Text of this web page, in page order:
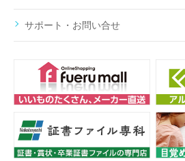
サポート・お問い合せ